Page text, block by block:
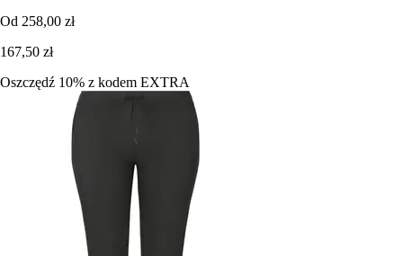
Od 258,00 zł
167,50 zł
Oszczędź 10% z kodem EXTRA